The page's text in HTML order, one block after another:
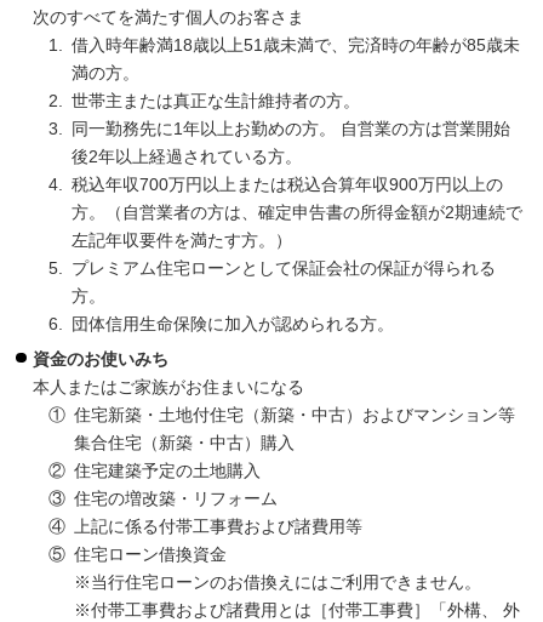
次のすべてを満たす個人のお客さま
1.
借入時年齢満18歳以上51歳未満で、完済時の年齢が85歳未
満の方。
2.
世帯主または真正な生計維持者の方。
3.
同一勤務先に1年以上お勤めの方。 自営業の方は営業開始
後2年以上経過されている方。
4.
税込年収700万円以上または税込合算年収900万円以上の
方。（自営業者の方は、確定申告書の所得金額が2期連続で
左記年収要件を満たす方。）
5.
プレミアム住宅ローンとして保証会社の保証が得られる
方。
6.
団体信用生命保険に加入が認められる方。
資金のお使いみち
本人またはご家族がお住まいになる
① 住宅新築・土地付住宅（新築・中古）およびマンション等
集合住宅（新築・中古）購入
② 住宅建築予定の土地購入
③ 住宅の増改築・リフォーム
④
上記に係る付帯工事費および諸費用等
⑤ 住宅ローン借換資金
※当行住宅ローンのお借換えにはご利用できません。
※付帯工事費および諸費用とは［付帯工事費］「外構、 外